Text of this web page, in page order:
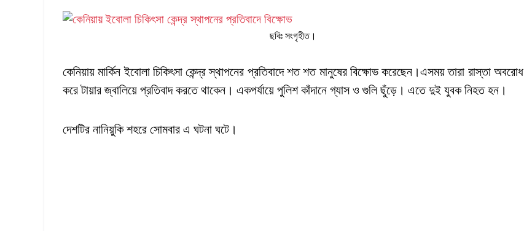
ছবিঃ সংগৃহীত।
কেনিয়ায় মার্কিন ইবোলা চিকিৎসা কেন্দ্র স্থাপনের প্রতিবাদে শত শত মানুষের বিক্ষোভ করেছেন।এসময় তারা রাস্তা অবরোধ
করে টায়ার জ্বালিয়ে প্রতিবাদ করতে থাকেন। একপর্যায়ে পুলিশ কাঁদানে গ্যাস ও গুলি ছুঁড়ে। এতে দুই যুবক নিহত হন।
দেশটির নানিয়ুকি শহরে সোমবার এ ঘটনা ঘটে।